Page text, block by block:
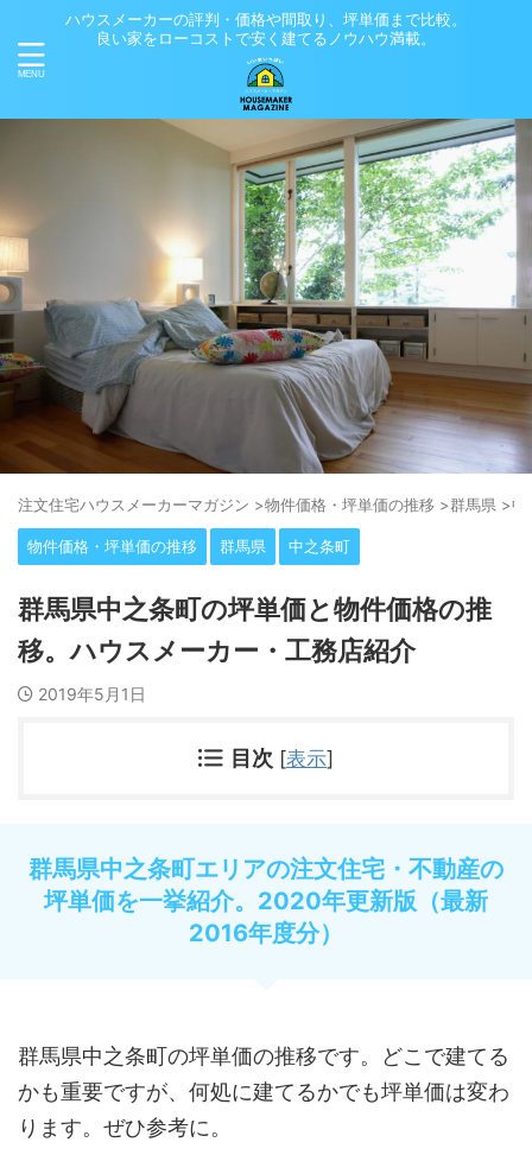
ハウスメーカーの評判・価格や間取り、坪単価まで比較。
良い家をローコストで安く建てるノウハウ満載。
注⽂住宅ハウスメーカーマガジン >物件価格・坪単価の推移 >群馬県 >中
物件価格・坪単価の推移 群馬県 中之条町
群馬県中之条町の坪単価と物件価格の推
移。ハウスメーカー・工務店紹介
2019年5月1日
目次 [表示]
群馬県中之条町エリアの注文住宅・不動産の
坪単価を一挙紹介。2020年更新版（最新
2016年度分）
群馬県中之条町の坪単価の推移です。どこで建てる
かも重要ですが、何処に建てるかでも坪単価は変わ
ります。ぜひ参考に。